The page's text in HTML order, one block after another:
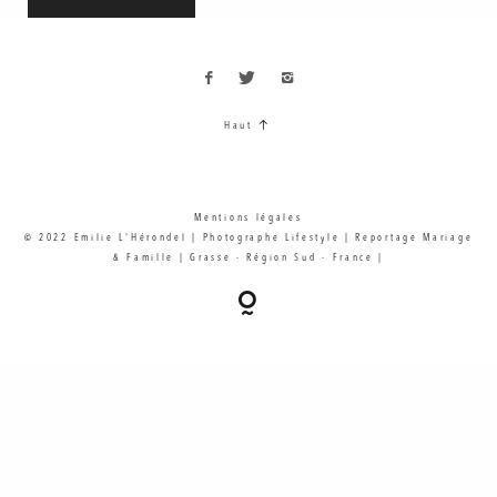
© 2022 Emilie L'Hérondel | Photographe Lifestyle | Reportage Mariage
& Famille | Grasse - Région Sud - France |
Mentions légales
Haut